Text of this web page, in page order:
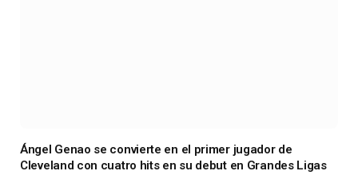
Ángel Genao se convierte en el primer jugador de
Cleveland con cuatro hits en su debut en Grandes Ligas